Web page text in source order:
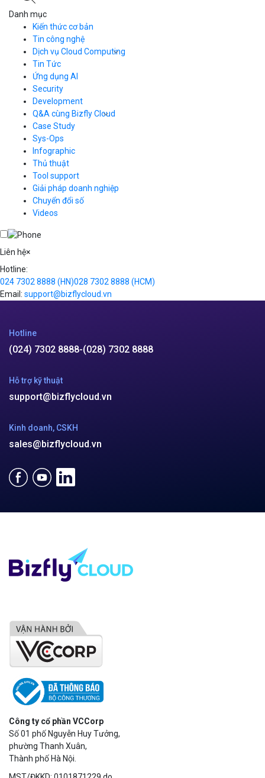
Danh mục
Kiến thức cơ bản
Tin công nghệ
Dịch vụ Cloud Computing
Cloud Server
CDN
Load Balancer
Auto Scaling
Container Registry
Kubernetes
Cloud Database
Call Center
Business Email
Simple Storage
VOD
VPN
Traffic Manager
Cloud VPS
Videos
Tin Tức
Ứng dụng AI
Security
Development
Q&A cùng Bizfly Cloud
Q&A về Bizfly Cloud Server
Thao tác kết nối tới server
Videos
Q&A về Bizfly Business Email
Videos
Case Study
Sys-Ops
Infographic
Thủ thuật
Tool support
Giải pháp doanh nghiệp
Chuyển đổi số
Videos
Liên hệ×
Hotline:
024 7302 8888 (HN)028 7302 8888 (HCM)
Email: support@bizflycloud.vn
Hotline
(024) 7302 8888-(028) 7302 8888
Hỗ trợ kỹ thuật
support@bizflycloud.vn
Kinh doanh, CSKH
sales@bizflycloud.vn
Công ty cổ phần VCCorp
Số 01 phố Nguyễn Huy Tưởng,
phường Thanh Xuân,